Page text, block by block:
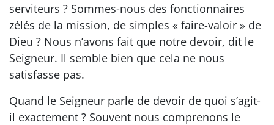
serviteurs ? Sommes-nous des fonctionnaires
zélés de la mission, de simples « faire-valoir » de
Dieu ? Nous n’avons fait que notre devoir, dit le
Seigneur. Il semble bien que cela ne nous
satisfasse pas.
Quand le Seigneur parle de devoir de quoi s’agit-
il exactement ? Souvent nous comprenons le